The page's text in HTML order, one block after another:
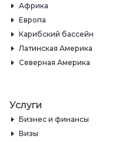
Африка
Европа
Карибский бассейн
Латинская Америка
Северная Америка
Услуги
Бизнес и финансы
Визы